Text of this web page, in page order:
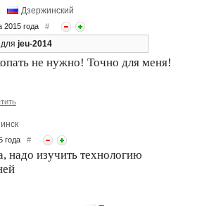
Дзержинский
2015 года #
для jeu-2014
не нужно! Точно для меня!
года #
надо изучить технологию